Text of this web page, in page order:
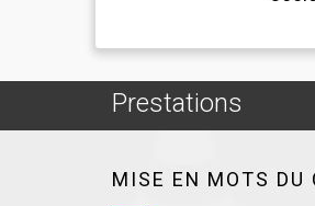
Prestations
MISE EN MOTS DU